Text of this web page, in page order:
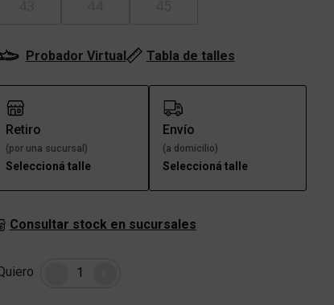
Probador Virtual Tabla de talles
Retiro
(por una sucursal)
Seleccioná talle
Envío
(a domicilio)
Seleccioná talle
Consultar stock en sucursales
Cantidad